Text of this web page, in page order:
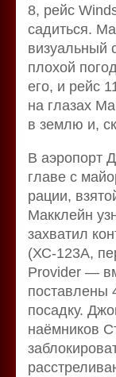
8, рейс
садиться.
визуальный
плохой
его, и рейс
на глазах
в землю и,
В аэропорт
главе с
рации,
Макклейн
захватил
(ХС-123А,
Provider —
поставлены
посадку.
наёмников